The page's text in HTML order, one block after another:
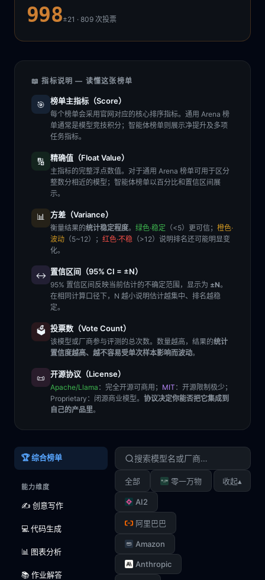
998±21 · 809 次投票
📖 指标说明 — 读懂这张榜单
🎯 榜单主指标（Score）
每个榜单会采用官网对应的核心排序指标。通用 Arena 榜
单通常是模型竞技积分；智能体榜单则展示净提升及多项
任务指标。
🔢 精确值（Float Value）
主指标的完整浮点数值。对于通用 Arena 榜单可用于区分
整数分相近的模型；智能体榜单以百分比和置信区间展
示。
📊 方差（Variance）
衡量结果的统计稳定程度。 绿色·稳定 （<5）更可信； 橙色·
波动 （5~12）； 红色·不稳 （>12）说明排名还可能明显变
化。
↔️ 置信区间（95% CI = ±N）
95% 置信区间反映当前估计的不确定范围，显示为 ±N。
在相同计算口径下，N 越小说明估计越集中、排名越稳
定。
🗳️ 投票数（Vote Count）
该模型或厂商参与评测的总次数。数量越高，结果的统计
置信度越高、越不容易受单次样本影响而波动。
📜 开源协议（License）
Apache/Llama ：完全开源可商用； MIT ：开源限制极少；
Proprietary ：闭源商业模型。 协议决定你能否把它集成到
自己的产品里。
🏆 综合榜单
能力维度
✍️ 创意写作
💻 代码生成
📊 图表分析
📚 作业解答
全部 零一万物
AI2
阿里巴巴
Amazon
Anthropic
收起▴